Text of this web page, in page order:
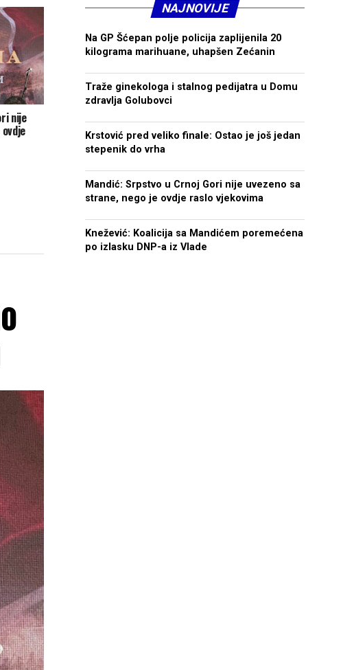
nije
NAJNOVIJE
Na GP Šćepan polje policija zaplijenila 20
kilograma marihuane, uhapšen Zećanin
Traže ginekologa i stalnog pedijatra u Domu
zdravlja Golubovci
Krstović pred veliko finale: Ostao je još jedan
stepenik do vrha
Mandić: Srpstvo u Crnoj Gori nije uvezeno sa
strane, nego je ovdje raslo vjekovima
Knežević: Koalicija sa Mandićem poremećena
po izlasku DNP-a iz Vlade